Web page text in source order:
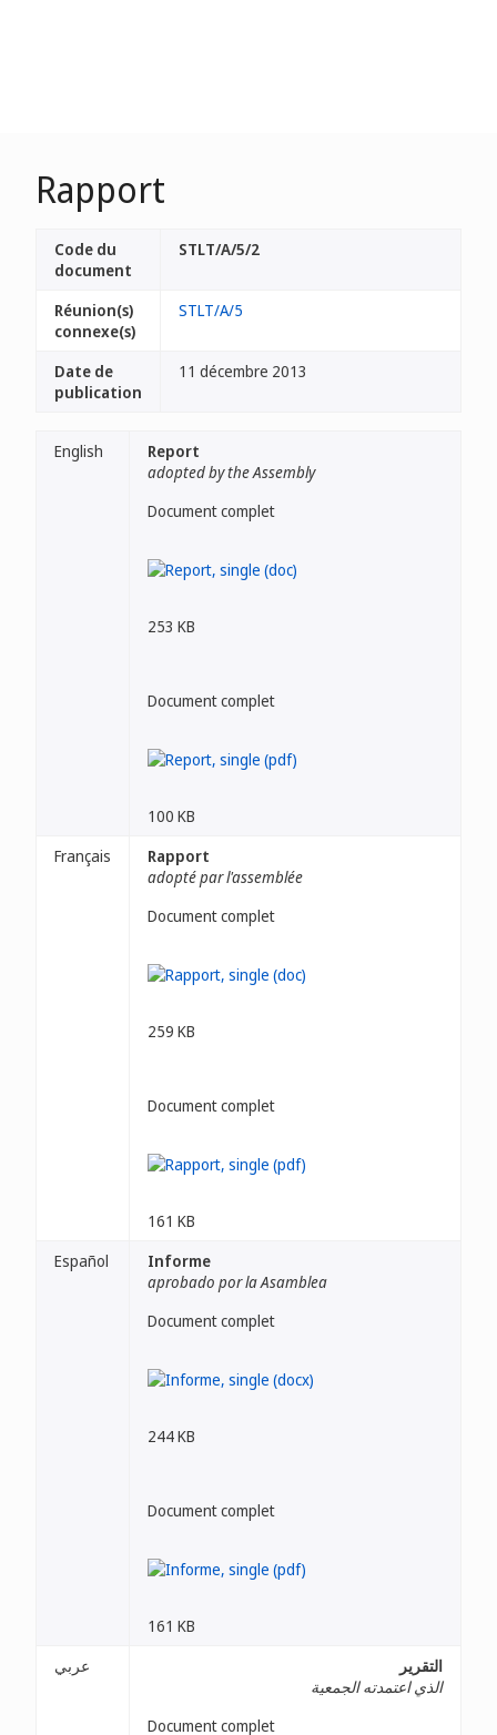
Rapport
Code du
document
STLT/A/5/2
Réunion(s)
connexe(s)
STLT/A/5
Date de
publication
11 décembre 2013
English
Report
adopted by the Assembly
Document complet
253 KB
Document complet
100 KB
Français
Rapport
adopté par l'assemblée
Document complet
259 KB
Document complet
161 KB
Español
Informe
aprobado por la Asamblea
Document complet
244 KB
Document complet
161 KB
عربي
التقرير
الذي اعتمدته الجمعية
Document complet